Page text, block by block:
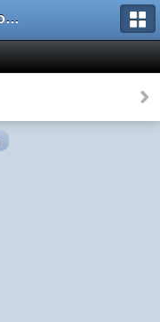
TEPLOOV - программный комплекс для расчёта систем отопления и вентиляции